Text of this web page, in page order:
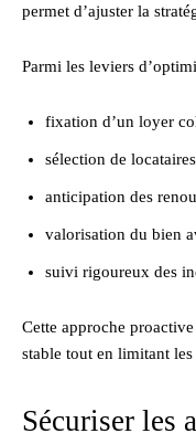
permet d’ajuster la
Parmi les leviers
fixation d’un loyer
sélection de
anticipation des
valorisation du bien
suivi rigoureux des
Cette approche
stable tout en limitant
Sécuriser les